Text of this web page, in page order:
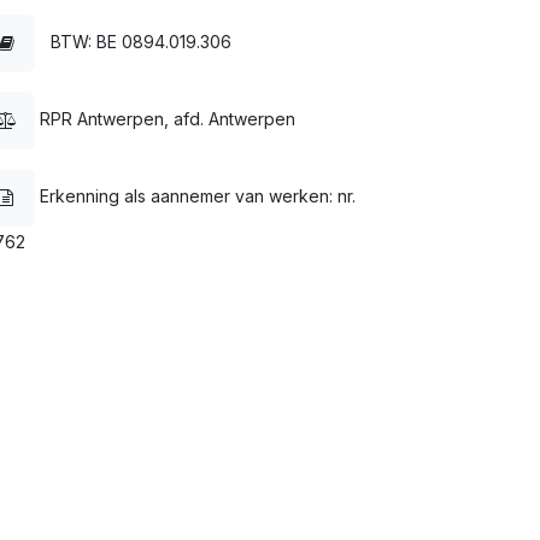
BTW: BE 0894.019.306
RPR Antwerpen, afd. Antwerpen
Erkenning als aannemer van werken: nr.